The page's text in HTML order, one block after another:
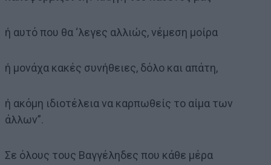
ή αυτό που θα ‘λεγες αλλιώς, νέμεση μοίρα
ή μονάχα κακές συνήθειες, δόλο και απάτη,
ή ακόμη ιδιοτέλεια να καρπωθείς το αίμα των
άλλων”.
Σε όλους τους Βαγγέληδες που κάθε μέρα